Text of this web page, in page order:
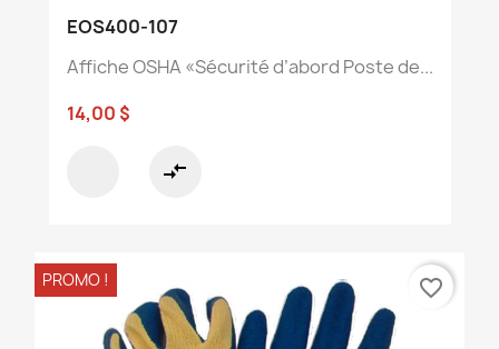
EOS400-107
Affiche OSHA «Sécurité d’abord Poste de...
14,00 $
compare_arrows
PROMO ! favorite_border